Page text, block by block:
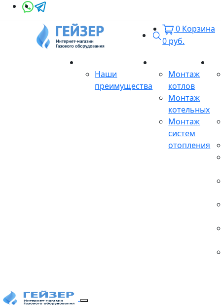
Поиск
0 Корзина
0 руб.
Наши
преимущества
Монтаж
котлов
Монтаж
котельных
Монтаж
систем
отопления